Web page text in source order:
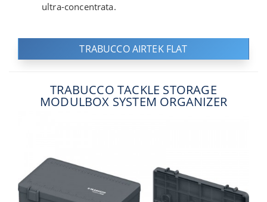
ultra-concentrata.
TRABUCCO AIRTEK FLAT
TRABUCCO TACKLE STORAGE
MODULBOX SYSTEM ORGANIZER